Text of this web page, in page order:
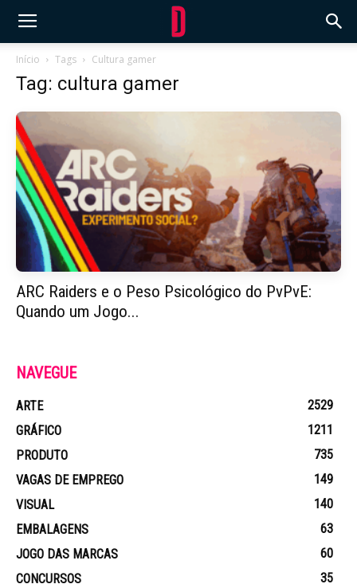
Início Tags Cultura gamer
Tag: cultura gamer
ARC Raiders e o Peso Psicológico do PvPvE:
Quando um Jogo...
NAVEGUE
ARTE
2529
GRÁFICO
1211
PRODUTO
735
VAGAS DE EMPREGO
149
VISUAL
140
EMBALAGENS
63
JOGO DAS MARCAS
60
CONCURSOS
35